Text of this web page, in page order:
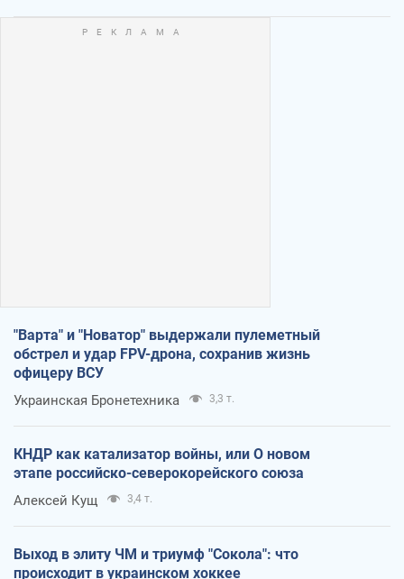
"Варта" и "Новатор" выдержали пулеметный
обстрел и удар FPV-дрона, сохранив жизнь
офицеру ВСУ
Украинская Бронетехника 3,3 т.
КНДР как катализатор войны, или О новом
этапе российско-северокорейского союза
Алексей Кущ 3,4 т.
Выход в элиту ЧМ и триумф "Сокола": что
происходит в украинском хоккее